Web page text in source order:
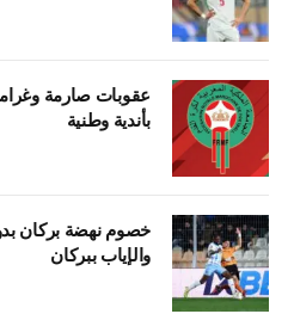
عقوبات صارمة
بأندية وطنية
خصوم نهضة بركان
والإياب ببركان